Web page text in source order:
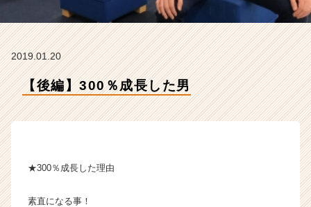
ン
長
カ
2019.01.20
【後編】300％成長した男
★300％成長した理由
素直になる事！